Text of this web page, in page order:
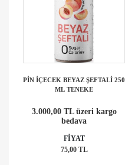
PİN İÇECEK BEYAZ ŞEFTALİ 250
ML TENEKE
3.000,00 TL üzeri kargo
bedava
FİYAT
75,00 TL